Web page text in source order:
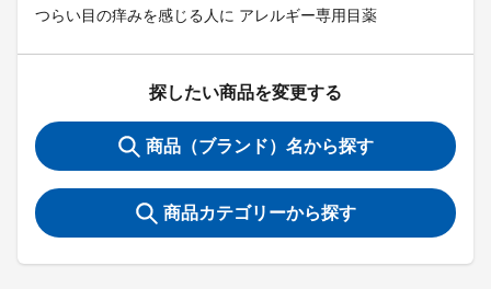
つらい目の痒みを感じる人に アレルギー専用目薬
探したい商品を変更する
商品（ブランド）名から探す
商品カテゴリーから探す